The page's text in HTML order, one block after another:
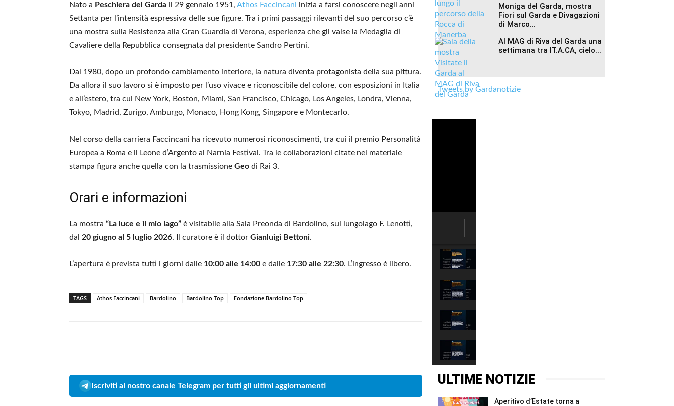
Nato a Peschiera del Garda il 29 gennaio 1951, Athos Faccincani inizia a farsi conoscere negli anni
Settanta per l’intensità espressiva delle sue figure. Tra i primi passaggi rilevanti del suo percorso c’è
una mostra sulla Resistenza alla Gran Guardia di Verona, esperienza che gli valse la Medaglia di
Cavaliere della Repubblica consegnata dal presidente Sandro Pertini.
Dal 1980, dopo un profondo cambiamento interiore, la natura diventa protagonista della sua pittura.
Da allora il suo lavoro si è imposto per l’uso vivace e riconoscibile del colore, con esposizioni in Italia
e all’estero, tra cui New York, Boston, Miami, San Francisco, Chicago, Los Angeles, Londra, Vienna,
Tokyo, Madrid, Zurigo, Amburgo, Monaco, Hong Kong, Singapore e Montecarlo.
Nel corso della carriera Faccincani ha ricevuto numerosi riconoscimenti, tra cui il premio Personalità
Europea a Roma e il Leone d’Argento al Narnia Festival. Tra le collaborazioni citate nel materiale
stampa figura anche quella con la trasmissione Geo di Rai 3.
Orari e informazioni
La mostra “La luce e il mio lago” è visitabile alla Sala Preonda di Bardolino, sul lungolago F. Lenotti,
dal 20 giugno al 5 luglio 2026. Il curatore è il dottor Gianluigi Bettoni.
L’apertura è prevista tutti i giorni dalle 10:00 alle 14:00 e dalle 17:30 alle 22:30. L’ingresso è libero.
TAGS Athos Faccincani Bardolino Bardolino Top Fondazione Bardolino Top
Iscriviti al nostro canale Telegram per tutti gli ultimi aggiornamenti
Moniga del Garda, mostra
Fiori sul Garda e Divagazioni
di Marco...
Al MAG di Riva del Garda una
settimana tra IT.A.CA, cielo...
Tweets by Gardanotizie
un
anno
turista
ferita
recuperata
ULTIME NOTIZIE
Aperitivo d’Estate torna a